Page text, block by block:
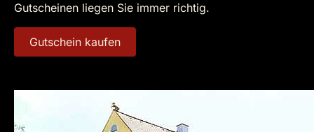
Gutscheinen liegen Sie immer richtig.
Gutschein kaufen